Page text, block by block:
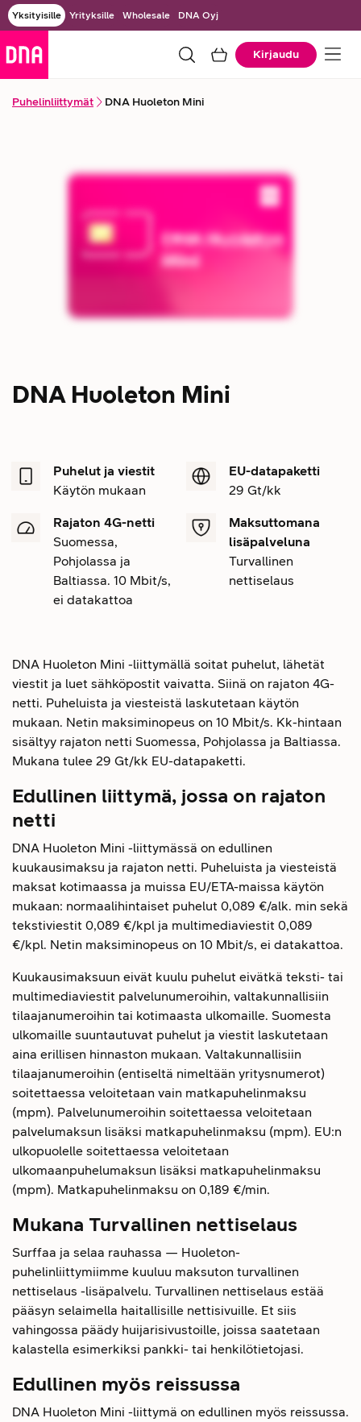
Yksityisille Yrityksille Wholesale DNA Oyj
Kirjaudu
Puhelinliittymät DNA Huoleton Mini
DNA Huoleton Mini
Puhelut ja viestit
Käytön mukaan
EU-datapaketti
29 Gt/kk
Rajaton 4G-netti
Suomessa,
Pohjolassa ja
Baltiassa. 10 Mbit/s,
ei datakattoa
Maksuttomana
lisäpalveluna
Turvallinen
nettiselaus
DNA Huoleton Mini -liittymällä soitat puhelut, lähetät
viestit ja luet sähköpostit vaivatta. Siinä on rajaton 4G-
netti. Puheluista ja viesteistä laskutetaan käytön
mukaan. Netin maksiminopeus on 10 Mbit/s. Kk-hintaan
sisältyy rajaton netti Suomessa, Pohjolassa ja Baltiassa.
Mukana tulee 29 Gt/kk EU-datapaketti.
Edullinen liittymä, jossa on rajaton
netti
DNA Huoleton Mini -liittymässä on edullinen
kuukausimaksu ja rajaton netti. Puheluista ja viesteistä
maksat kotimaassa ja muissa EU/ETA-maissa käytön
mukaan: normaalihintaiset puhelut 0,089 €/alk. min sekä
tekstiviestit 0,089 €/kpl ja multimediaviestit 0,089
€/kpl. Netin maksiminopeus on 10 Mbit/s, ei datakattoa.
Kuukausimaksuun eivät kuulu puhelut eivätkä teksti- tai
multimediaviestit palvelunumeroihin, valtakunnallisiin
tilaajanumeroihin tai kotimaasta ulkomaille. Suomesta
ulkomaille suuntautuvat puhelut ja viestit laskutetaan
aina erillisen hinnaston mukaan. Valtakunnallisiin
tilaajanumeroihin (entiseltä nimeltään yritysnumerot)
soitettaessa veloitetaan vain matkapuhelinmaksu
(mpm). Palvelunumeroihin soitettaessa veloitetaan
palvelumaksun lisäksi matkapuhelinmaksu (mpm). EU:n
ulkopuolelle soitettaessa veloitetaan
ulkomaanpuhelumaksun lisäksi matkapuhelinmaksu
(mpm). Matkapuhelinmaksu on 0,189 €/min.
Mukana Turvallinen nettiselaus
Surffaa ja selaa rauhassa — Huoleton-
puhelinliittymiimme kuuluu maksuton turvallinen
nettiselaus -lisäpalvelu. Turvallinen nettiselaus estää
pääsyn selaimella haitallisille nettisivuille. Et siis
vahingossa päädy huijarisivustoille, joissa saatetaan
kalastella esimerkiksi pankki- tai henkilötietojasi.
Edullinen myös reissussa
DNA Huoleton Mini -liittymä on edullinen myös reissussa.